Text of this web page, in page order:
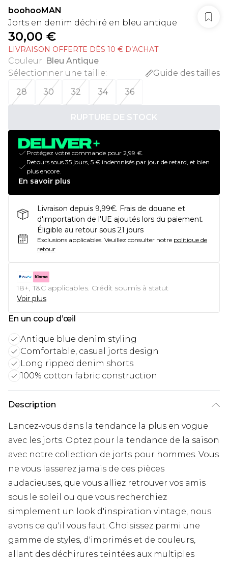
boohooMAN
Jorts en denim déchiré en bleu antique
30,00 €
LIVRAISON OFFERTE DÈS 10 € D’ACHAT
Couleur: Bleu Antique
Sélectionner une taille:
Guide des tailles
28
30 32 34 36
RUPTURE DE STOCK
Protégez votre commande pour 2,99 €.
Retours sous 35 jours, 5 € indemnisés par jour de retard, et bien
plus encore.
En savoir plus
Livraison depuis 9,99€. Frais de douane et
d'importation de l'UE ajoutés lors du paiement.
Éligible au retour sous 21 jours
Exclusions applicables. Veuillez consulter notre politique de
retour
18+, T&C applicables. Crédit soumis à statut
Voir plus
En un coup d’œil
Antique blue denim styling
Comfortable, casual jorts design
Long ripped denim shorts
100% cotton fabric construction
Description
Lancez-vous dans la tendance la plus en vogue
avec les jorts. Optez pour la tendance de la saison
avec notre collection de jorts pour hommes. Vous
ne vous lasserez jamais de ces pièces
audacieuses, que vous alliez retrouver vos amis
sous le soleil ou que vous recherchiez
simplement un look d'inspiration vintage, nous
avons ce qu'il vous faut. Choisissez parmi une
gamme de styles, d'imprimés et de couleurs,
allant des déchirures teintées aux multiples